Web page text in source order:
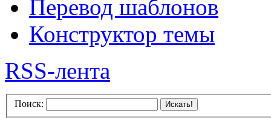
Перевод шаблонов
Конструктор темы
RSS-лента
Поиск: Искать!